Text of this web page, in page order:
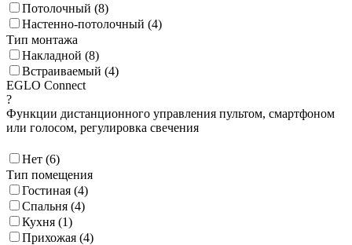
Потолочный (8)
Настенно-потолочный (4)
Тип монтажа
Накладной (8)
Встраиваемый (4)
EGLO Connect
?
Функции дистанционного управления пультом, смартфоном
или голосом, регулировка свечения
Нет (6)
Тип помещения
Гостиная (4)
Спальня (4)
Кухня (1)
Прихожая (4)